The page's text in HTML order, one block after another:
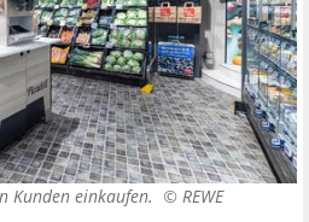
Kunden einkaufen. © REWE